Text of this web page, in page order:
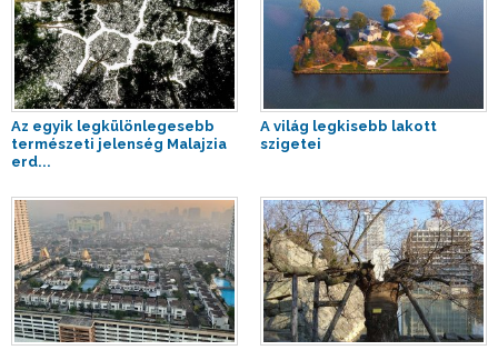
Az egyik legkülönlegesebb
természeti jelenség Malajzia
erd...
A világ legkisebb lakott
szigetei